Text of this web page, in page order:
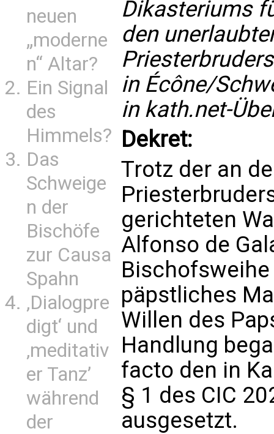
neuen
„moderne
n“ Altar?
Ein Signal
des
Himmels?
Das
Schweige
n der
Bischöfe
zur Causa
Spahn
‚Dialogpre
digt‘ und
‚meditativ
er Tanz’
während
der
Dikasteriums
den
in Écône/
in kath.net-
Dekret:
Trotz der an
gerichteten
Alfonso de
päpstliches
Willen des
Handlung
facto den in
§ 1 des CIC
ausgesetzt.